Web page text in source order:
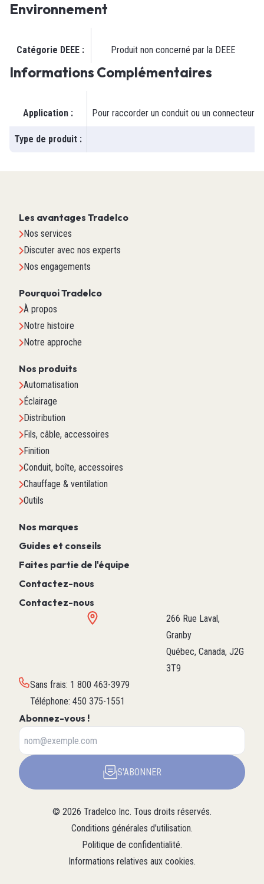
Environnement
Catégorie DEEE: Produit non concerné par la DEEE
Informations Complémentaires
Application : Pour raccorder un conduit ou un connecteur
Type de produit :
Les avantages Tradelco
Nos services
Discuter avec nos experts
Nos engagements
Pourquoi Tradelco
À propos
Notre histoire
Notre approche
Nos produits
Automatisation
Éclairage
Distribution
Fils, câble, accessoires
Finition
Conduit, boîte, accessoires
Chauffage & ventilation
Outils
Nos marques
Guides et conseils
Faites partie de l'équipe
Contactez-nous
Contactez-nous
266 Rue Laval,
Granby
Québec, Canada, J2G
3T9
Sans frais: 1 800 463-3979
Téléphone: 450 375-1551
Abonnez-vous !
S'ABONNER
© 2026 Tradelco Inc. Tous droits réservés.
Conditions générales d'utilisation.
Politique de confidentialité.
Informations relatives aux cookies.